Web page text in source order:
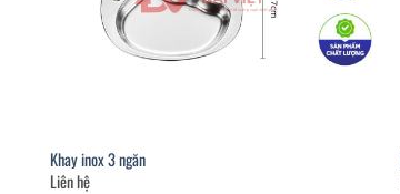
Khay inox 3 ngăn
Liên hệ